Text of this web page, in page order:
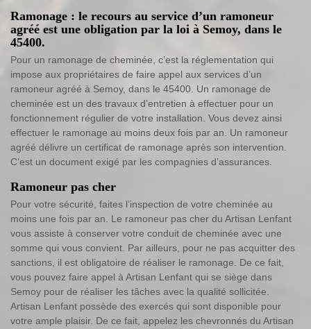
Ramonage : le recours au service d’un ramoneur
agréé est une obligation par la loi à Semoy, dans le
45400.
Pour un ramonage de cheminée, c’est la réglementation qui
impose aux propriétaires de faire appel aux services d’un
ramoneur agréé à Semoy, dans le 45400. Un ramonage de
cheminée est un des travaux d’entretien à effectuer pour un
fonctionnement régulier de votre installation. Vous devez ainsi
effectuer le ramonage au moins deux fois par an. Un ramoneur
agréé délivre un certificat de ramonage après son intervention.
C’est un document exigé par les compagnies d’assurances.
Ramoneur pas cher
Pour votre sécurité, faites l’inspection de votre cheminée au
moins une fois par an. Le ramoneur pas cher du Artisan Lenfant
vous assiste à conserver votre conduit de cheminée avec une
somme qui vous convient. Par ailleurs, pour ne pas acquitter des
sanctions, il est obligatoire de réaliser le ramonage. De ce fait,
vous pouvez faire appel à Artisan Lenfant qui se siège dans
Semoy pour de réaliser les tâches avec la qualité sollicitée.
Artisan Lenfant possède des exercés qui sont disponible pour
votre ample plaisir. De ce fait, appelez les chevronnés du Artisan